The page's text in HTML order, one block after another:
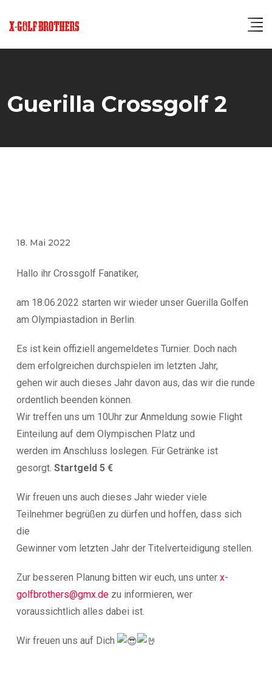
Guerilla Crossgolf 2
18. Mai 2022
Hallo ihr Crossgolf Fanatiker,
am 18.06.2022 starten wir wieder unser Guerilla Golfen
am Olympiastadion in Berlin.
Es ist kein offiziell angemeldetes Turnier. Doch nach
dem erfolgreichen durchspielen im letzten Jahr,
gehen wir auch dieses Jahr davon aus, das wir die runde
ordentlich beenden können.
Wir treffen uns um 10Uhr zur Anmeldung sowie Flight
Einteilung auf dem Olympischen Platz und
werden im Anschluss loslegen. Für Getränke ist
gesorgt. Startgeld 5 €
Wir freuen uns auch dieses Jahr wieder viele
Teilnehmer begrüßen zu dürfen und hoffen, dass sich
die
Gewinner vom letzten Jahr der Titelverteidigung stellen.
Zur besseren Planung bitten wir euch, uns unter x-
golfbrothers@gmx.de zu informieren, wer
voraussichtlich alles dabei ist.
Wir freuen uns auf Dich